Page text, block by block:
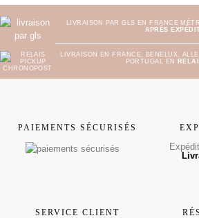
LIVRAISON PAR GLS EN FRANCE
APRÈS
LIVRAISON EN FRANCE, BENELUX,
PORTUGAL EN
PAIEMENTS SÉCURISÉS
SERVICE CLIENT